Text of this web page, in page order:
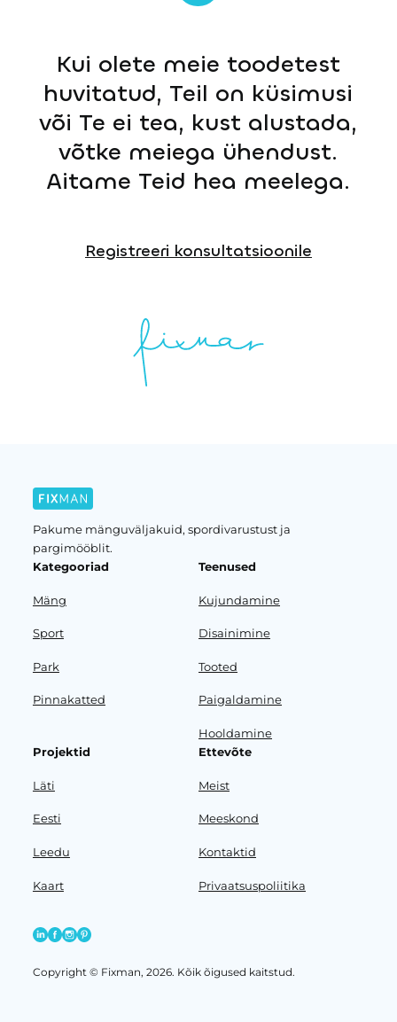
Kui olete meie toodetest
huvitatud, Teil on küsimusi
või Te ei tea, kust alustada,
võtke meiega ühendust.
Aitame Teid hea meelega.
Registreeri konsultatsioonile
Pakume mänguväljakuid, spordivarustust ja
pargimööblit.
Kategooriad
Mäng
Sport
Park
Pinnakatted
Teenused
Kujundamine
Disainimine
Tooted
Paigaldamine
Hooldamine
Projektid
Läti
Eesti
Leedu
Kaart
Ettevõte
Meist
Meeskond
Kontaktid
Privaatsuspoliitika
Copyright © Fixman, 2026. Kõik õigused kaitstud.